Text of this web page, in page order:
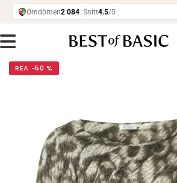
REA −50 %